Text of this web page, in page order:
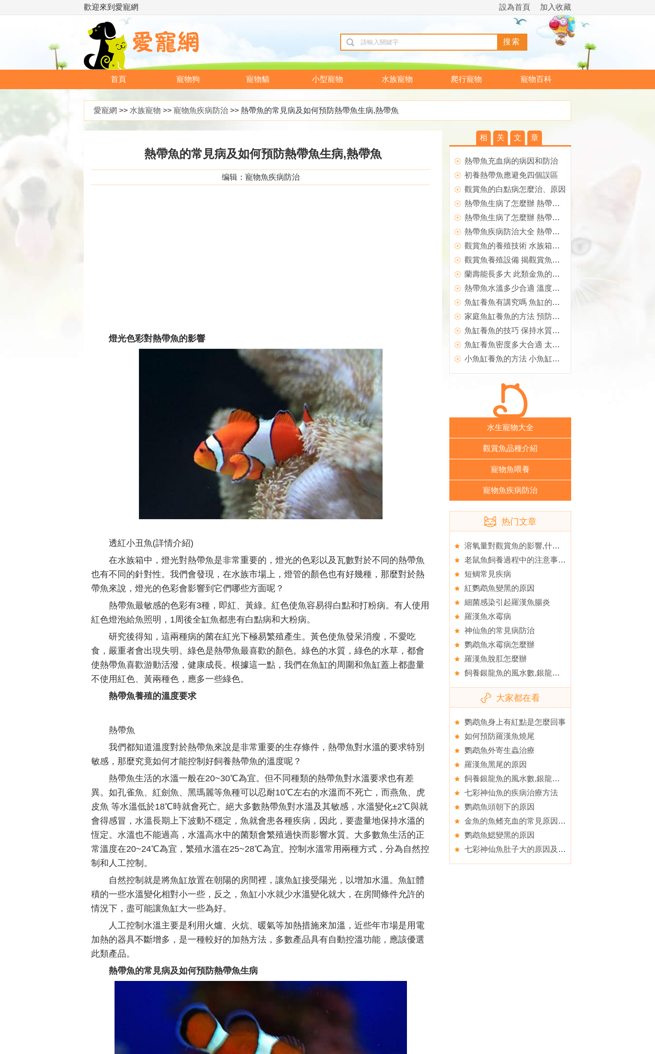
歡迎來到愛寵網 加入收藏
設為首頁
首頁 寵物狗 寵物貓 小型寵物 水族寵物 爬行寵物 寵物百科
愛寵網 >> 水族寵物 >> 寵物魚疾病防治 >> 熱帶魚的常見病及如何預防熱帶魚生病,熱帶魚
熱帶魚的常見病及如何預防熱帶魚生病,熱帶魚
编辑：寵物魚疾病防治
燈光色彩對熱帶魚的影響
透紅小丑魚(詳情介紹)
在水族箱中，燈光對熱帶魚是非常重要的，燈光的色彩以及瓦數對於不同的熱帶魚
也有不同的針對性。我們會發現，在水族市場上，燈管的顏色也有好幾種，那麼對於熱
帶魚來說，燈光的色彩會影響到它們哪些方面呢？
熱帶魚最敏感的色彩有3種，即紅、黃綠。紅色使魚容易得白點和打粉病。有人使用
紅色燈泡給魚照明，1周後全缸魚都患有白點病和大粉病。
研究後得知，這兩種病的菌在紅光下極易繁殖產生。黃色使魚發呆消瘦，不愛吃
食，嚴重者會出現失明。綠色是熱帶魚最喜歡的顏色。綠色的水質，綠色的水草，都會
使熱帶魚喜歡游動活潑，健康成長。根據這一點，我們在魚缸的周圍和魚缸蓋上都盡量
不使用紅色、黃兩種色，應多一些綠色。
熱帶魚養殖的溫度要求
熱帶魚
我們都知道溫度對於熱帶魚來說是非常重要的生存條件，熱帶魚對水溫的要求特別
敏感，那麼究竟如何才能控制好飼養熱帶魚的溫度呢？
熱帶魚生活的水溫一般在20~30℃為宜。但不同種類的熱帶魚對水溫要求也有差
異。如孔雀魚、紅劍魚、黑瑪麗等魚種可以忍耐10℃左右的水溫而不死亡，而燕魚、虎
皮魚 等水溫低於18℃時就會死亡。絕大多數熱帶魚對水溫及其敏感，水溫變化±2℃與就
會得感冒，水溫長期上下波動不穩定，魚就會患各種疾病，因此，要盡量地保持水溫的
恆定。水溫也不能過高，水溫高水中的菌類會繁殖過快而影響水質。大多數魚生活的正
常溫度在20~24℃為宜，繁殖水溫在25~28℃為宜。控制水溫常用兩種方式，分為自然控
制和人工控制。
自然控制就是將魚缸放置在朝陽的房間裡，讓魚缸接受陽光，以增加水溫。魚缸體
積的一些水溫變化相對小一些，反之，魚缸小水就少水溫變化就大，在房間條件允許的
情況下，盡可能讓魚缸大一些為好。
人工控制水溫主要是利用火爐、火炕、暖氣等加熱措施來加溫，近些年市場是用電
加熱的器具不斷增多，是一種較好的加熱方法，多數產品具有自動控溫功能，應該優選
此類產品。
熱帶魚的常見病及如何預防熱帶魚生病
相 关 文 章
熱帶魚充血病的病因和防治
初養熱帶魚應避免四個誤區
觀賞魚的白點病怎麼治、原因
熱帶魚生病了怎麼辦 熱帶魚生病四大原因
熱帶魚生病了怎麼辦 熱帶魚生病五大治療方法
熱帶魚疾病防治大全 熱帶魚常見疾病及治療方法
觀賞魚的養殖技術 水族箱飼養需要充氣裝置
觀賞魚養殖設備 揭觀賞魚的抽水系統
蘭壽能長多大 此類金魚的壽命比較短
熱帶魚水溫多少合適 溫度控制在25℃最合適
魚缸養魚有講究嗎 魚缸的位置魚的數量
家庭魚缸養魚的方法 預防污染七不要
魚缸養魚的技巧 保持水質清純至關重要
魚缸養魚密度多大合適 太密會影響魚的健康
小魚缸養魚的方法 小魚缸要注意放養密度
水生寵物大全
觀賞魚品種介紹
寵物魚喂養
寵物魚疾病防治
热门文章
溶氧量對觀賞魚的影響,什麼品種觀賞魚最好養
老鼠魚飼養過程中的注意事項,白鼠魚的養護要點
短鲷常見疾病
紅鹦鹉魚變黑的原因
細菌感染引起羅漢魚腸炎
羅漢魚水霉病
神仙魚的常見病防治
鹦鹉魚水霉病怎麼辦
羅漢魚脫肛怎麼辦
飼養銀龍魚的風水數,銀龍魚壽命有多長
大家都在看
鹦鹉魚身上有紅點是怎麼回事
如何預防羅漢魚燒尾
鹦鹉魚外寄生蟲治療
羅漢魚黑尾的原因
飼養銀龍魚的風水數,銀龍魚疾病防治
七彩神仙魚的疾病治療方法
鹦鹉魚頭朝下的原因
金魚的魚鳍充血的常見原因,魚鳍充血的病因分析
鹦鹉魚鰓變黑的原因
七彩神仙魚肚子大的原因及治療方法,肚子